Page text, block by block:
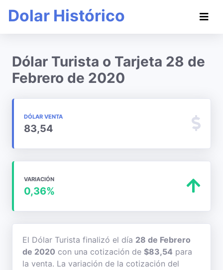
Dolar Histórico
Dólar Turista o Tarjeta 28 de
Febrero de 2020
DÓLAR VENTA
83,54
VARIACIÓN
0,36%
El Dólar Turista finalizó el día 28 de Febrero
de 2020 con una cotización de $83,54 para
la venta. La variación de la cotización del